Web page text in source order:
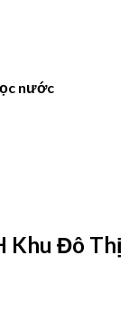
nước
Khu Đô Thị